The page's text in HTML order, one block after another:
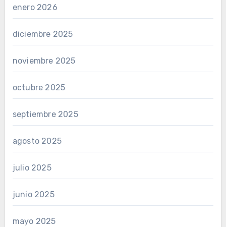
enero 2026
diciembre 2025
noviembre 2025
octubre 2025
septiembre 2025
agosto 2025
julio 2025
junio 2025
mayo 2025